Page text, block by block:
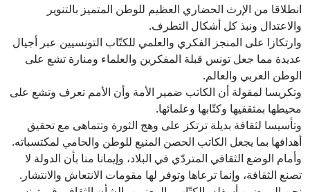
انطلاقا من الإرث الحضاري العظيم للوطن المتميز بالتنوير
والاعتدال ونبذ كل أشكال التطرف.
وارتكازا على المنجز الفكري والعلمي للكتّاب التونسيين عبر أجيال
عديدة مما جعل تونس قبلة المفكرين والعلماء ومنارة تشع على
الوطن العربي والعالم.
وتكريسا لمقولة أن الكاتب ضمير الأمة وأن الأمم تعرف وتشع على
محيطها بمثقفيها وكتّابها وعلمائها.
وتأسيسا لثقافة بديلة ترتكز على وهج الثورة وتتماهى مع تحقيق
أهدافها بما يجعل الكاتب الحصن المنيع للوطن والحامي لمكتسباته.
وأمام الوضع الثقافي المتردّي في البلاد، وإيمانا منا بأن الدولة لا
تصنع الثقافة، وإنما ترعاها وتوفر لها مقومات الانتعاش والانتشار.